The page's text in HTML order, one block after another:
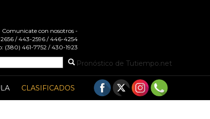
Comunicate con nosotros -
/ 443-2596 / 446-4254
(380) 461-7752 / 430-1923
Pronóstico de Tutiempo.net
CLASIFICADOS